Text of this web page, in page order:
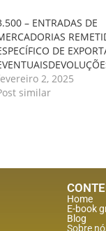
– ENTRADAS DE
DE
2, 2025
similar
Home
E-book
Blog
Sobre